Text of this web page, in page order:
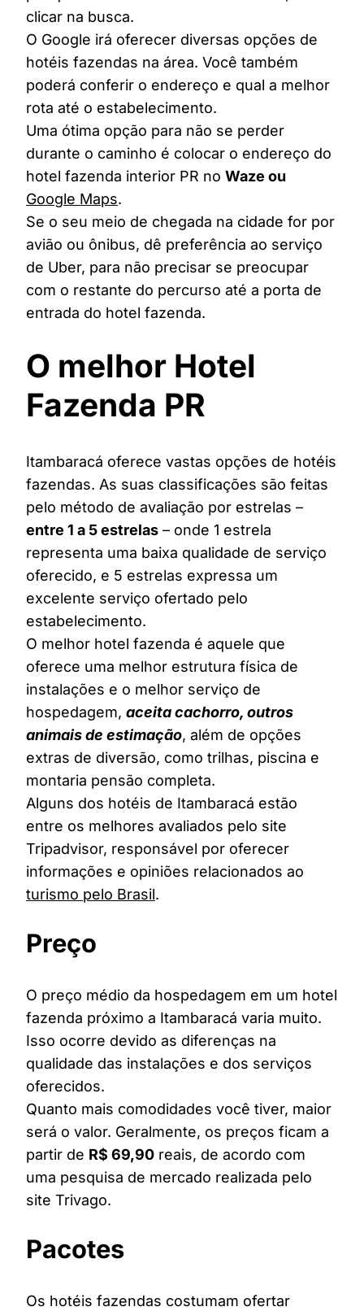
clicar na busca.
O Google irá oferecer diversas opções de
hotéis fazendas na área. Você também
poderá conferir o endereço e qual a melhor
rota até o estabelecimento.
Uma ótima opção para não se perder
durante o caminho é colocar o endereço do
hotel fazenda interior PR no Waze ou
Google Maps.
Se o seu meio de chegada na cidade for por
avião ou ônibus, dê preferência ao serviço
de Uber, para não precisar se preocupar
com o restante do percurso até a porta de
entrada do hotel fazenda.
O melhor Hotel
Fazenda PR
Itambaracá oferece vastas opções de hotéis
fazendas. As suas classificações são feitas
pelo método de avaliação por estrelas –
entre 1 a 5 estrelas – onde 1 estrela
representa uma baixa qualidade de serviço
oferecido, e 5 estrelas expressa um
excelente serviço ofertado pelo
estabelecimento.
O melhor hotel fazenda é aquele que
oferece uma melhor estrutura física de
instalações e o melhor serviço de
hospedagem, aceita cachorro, outros
animais de estimação, além de opções
extras de diversão, como trilhas, piscina e
montaria pensão completa.
Alguns dos hotéis de Itambaracá estão
entre os melhores avaliados pelo site
Tripadvisor, responsável por oferecer
informações e opiniões relacionados ao
turismo pelo Brasil.
Preço
O preço médio da hospedagem em um hotel
fazenda próximo a Itambaracá varia muito.
Isso ocorre devido as diferenças na
qualidade das instalações e dos serviços
oferecidos.
Quanto mais comodidades você tiver, maior
será o valor. Geralmente, os preços ficam a
partir de R$ 69,90 reais, de acordo com
uma pesquisa de mercado realizada pelo
site Trivago.
Pacotes
Os hotéis fazendas costumam ofertar